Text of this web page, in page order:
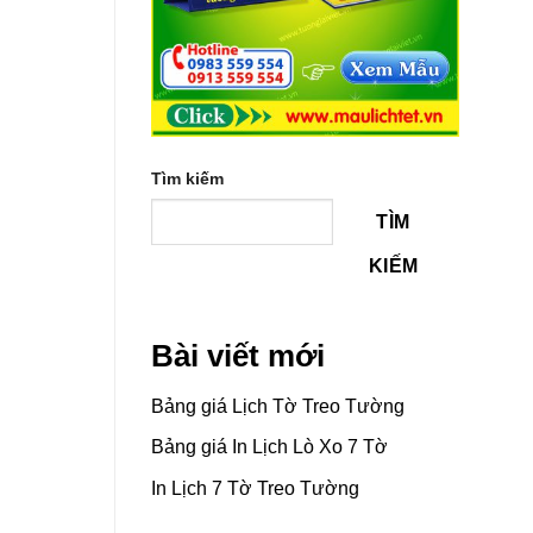
Tìm kiếm
TÌM
KIẾM
Bài viết mới
Bảng giá Lịch Tờ Treo Tường
Bảng giá In Lịch Lò Xo 7 Tờ
In Lịch 7 Tờ Treo Tường